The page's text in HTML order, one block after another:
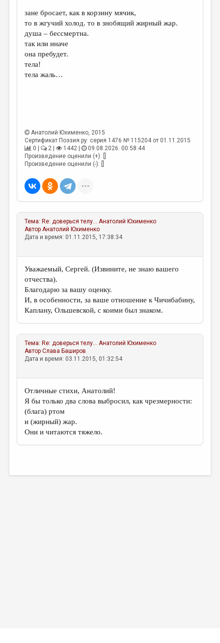
ЛИТЕРАТУРОВЕДЕНИЕ
КУЛЬТУРОВЕДЕНИЕ
ПУБЛИЦИСТИКА
РЕЦЕНЗИРОВАНИЕ
ВКОНТАКТЕ
зане бросает, как в корзину мячик,
то в жгучий холод. то в знобящий жирный жар.
душа – бессмертна.
так или иначе
она пребудет.
тела!
тела жаль…
Анатолий Юхименко, 2015
Сертификат Поэзия.ру: серия 1476 № 115204 от 01.11.2015
0 |
2 | 1442 |
09.08.2026. 00:58:44
Произведение оценили (+): []
Произведение оценили (-): []
Тема: Re: доверься телу... Анатолий Юхименко
АвторАнатолий Юхименко
Дата и время: 01.11.2015, 17:38:34
Уважаемый, Сергей. (Извините, не знаю вашего
отчества).
Благодарю за вашу оценку.
И, в особенности, за ваше отношение к Чичибабину,
Каплану, Ольшевской, с коими был знаком.
Тема: Re: доверься телу... Анатолий Юхименко
АвторСлава Баширов
Дата и время: 03.11.2015, 01:32:54
Отличные стихи, Анатолий!
Я бы только два слова выбросил, как чрезмерности:
(блага) ртом
и (жирный) жар.
Они и читаются тяжело.